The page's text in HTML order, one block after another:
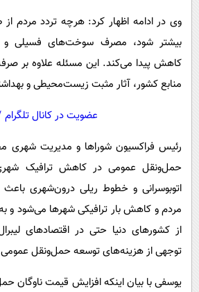
وی در ادامه اظهار کرد: هرچه تردد مردم
بیشتر شود، مصرف سوخت‌های فسیلی و
کاهش پیدا می‌کند. این مسئله علاوه بر
منابع کشور، آثار مثبت زیست‌محیطی و
عضویت در کانال تلگرام
رئیس فراکسیون شوراها و مدیریت شهری
حمل‌ونقل عمومی در کاهش ترافیک
اتوبوسرانی و خطوط ریلی درون‌شهری
مردم و کاهش بار ترافیکی شهرها می‌شود و
از کشورهای دنیا حتی در اقتصادهای
توجهی از هزینه‌های توسعه حمل‌ونقل عمومی
یوسفی با بیان اینکه افزایش قیمت ناوگان